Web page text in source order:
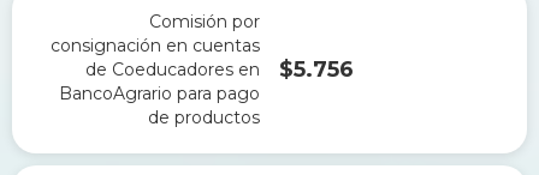
Comisión por
consignación en cuentas
de Coeducadores en
BancoAgrario para pago
de productos
$5.756